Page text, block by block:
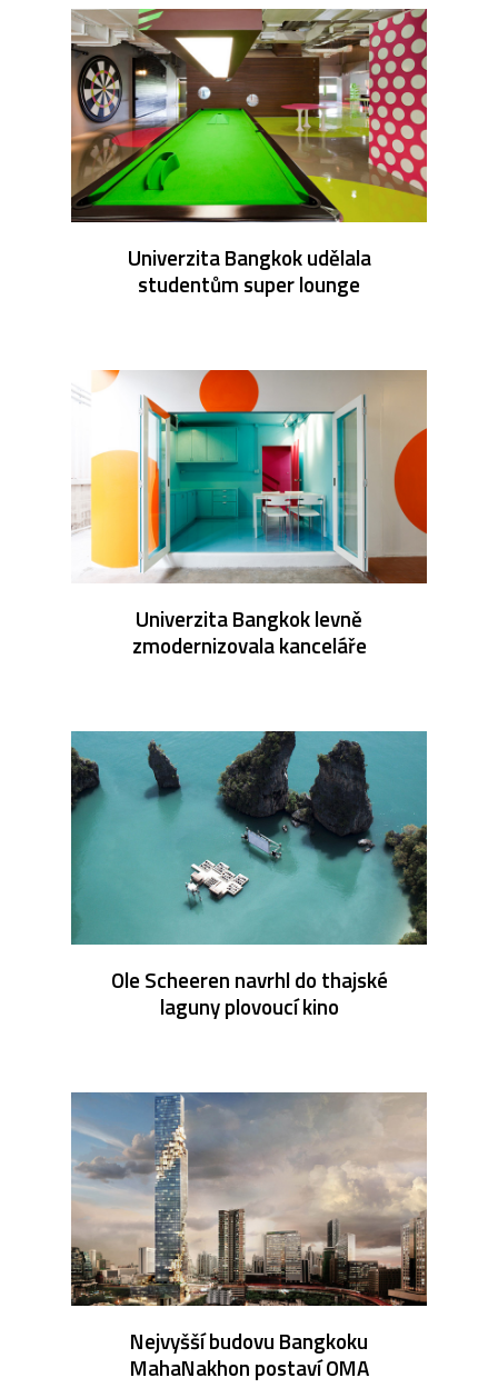
Univerzita Bangkok udělala
studentům super lounge
Univerzita Bangkok levně
zmodernizovala kanceláře
Ole Scheeren navrhl do thajské
laguny plovoucí kino
Nejvyšší budovu Bangkoku
MahaNakhon postaví OMA